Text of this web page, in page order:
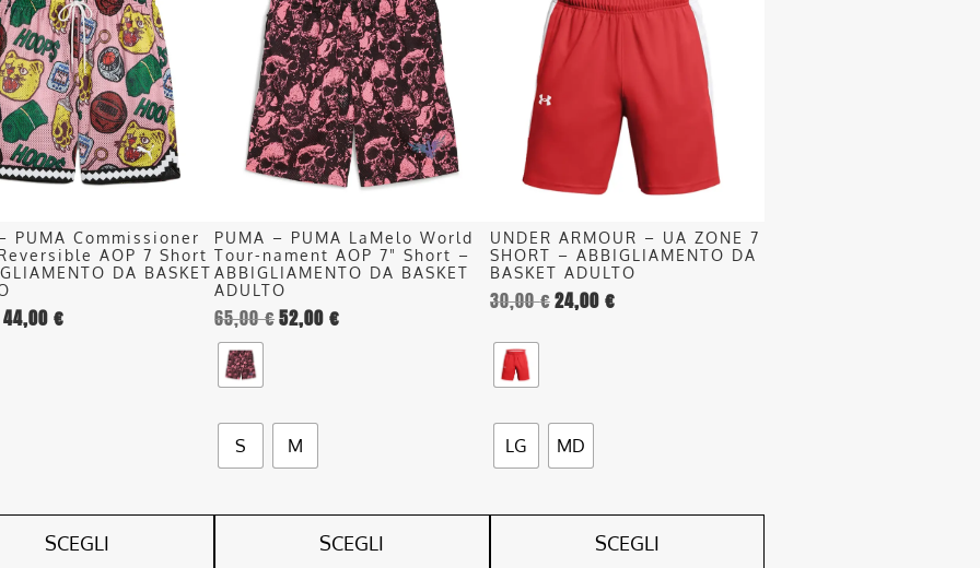
recente
PUMA Commissioner
AOP 7 Short
DA BASKET
44,00€
SCEGLI
PUMA – PUMA LaMelo World
Tour-nament AOP 7" Short –
ABBIGLIAMENTO DA BASKET
ADULTO
65,00€52,00€
S M
SCEGLI
varianti.
opzioni
possono
essere
pagina
del
prodotto
UNDER ARMOUR – UA ZONE 7
SHORT – ABBIGLIAMENTO DA
BASKET ADULTO
30,00€24,00 €
LG MD
SCEGLI
varianti.
opzioni
possono
essere
scelte
pagina
del
prodotto